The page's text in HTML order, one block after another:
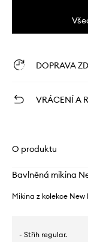
DOPRAVA
VRÁCENÍ A
O produktu
Bavlněná mikina
Mikina z kolekce
- Střih regular.